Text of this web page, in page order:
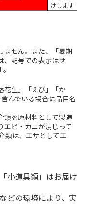
けします
ません。また、「夏期
、記号での表示はせ
花生」「えび」「か
んでいる場合に品目名
類を原材料として製造
エビ・カニが混じって
類は、エサとしてエ
小道具類」はお届け
どの環境により、実